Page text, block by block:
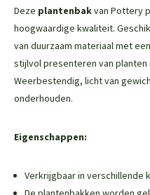
Deze plantenbakvan Pottery
hoogwaardige kwaliteit.
van duurzaam materiaal met
stijlvol presenteren van
Weerbestendig, licht van
onderhouden.
Eigenschappen:
Verkrijgbaar in verschillende